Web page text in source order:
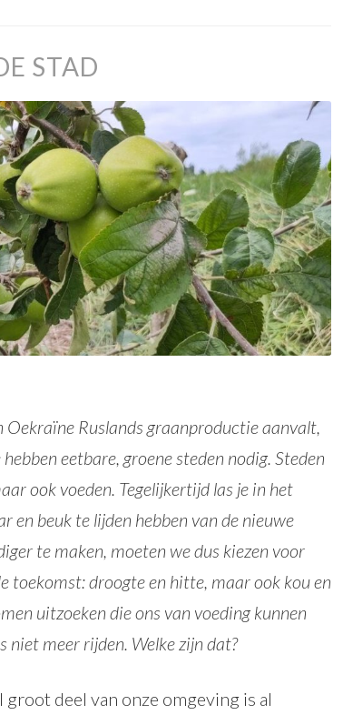
STAD
Ruslands graanproductie aanvalt,
eetbare, groene steden nodig. Steden
ook voeden. Tegelijkertijd las je in het
en beuk te lijden hebben van de nieuwe
te maken, moeten we dus kiezen voor
toekomst: droogte en hitte, maar ook kou en
uitzoeken die ons van voeding kunnen
meer rijden. Welke zijn dat?
deel van onze omgeving is al